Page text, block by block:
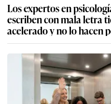
Los expertos en
escriben con mala letra
acelerado y no lo hacen